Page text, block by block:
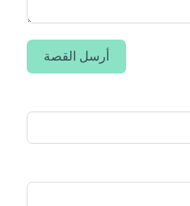
أرسل القصة